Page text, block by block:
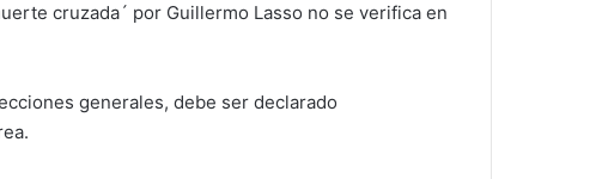
cruzada´ por Guillermo Lasso no se verifica en
generales, debe ser declarado